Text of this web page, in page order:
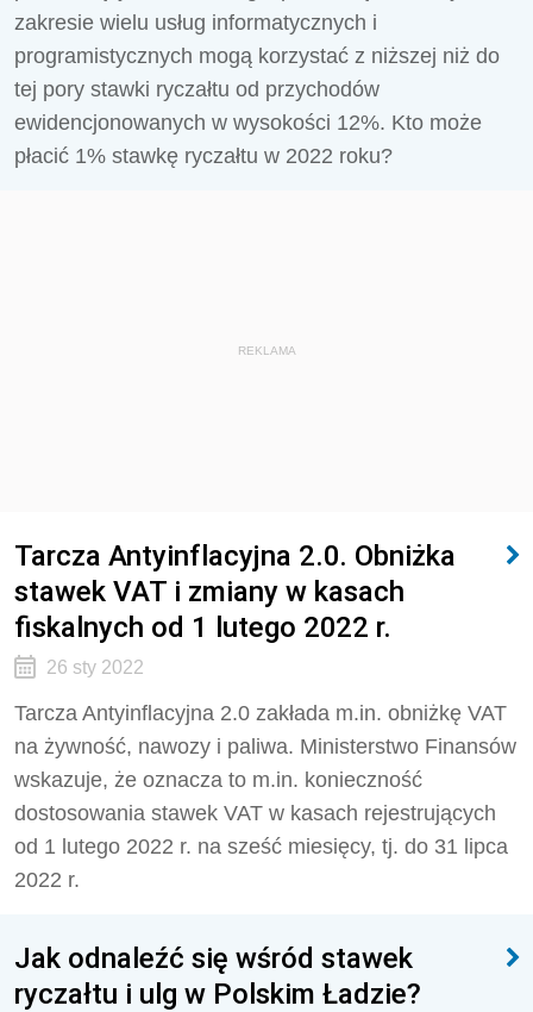
zakresie wielu usług informatycznych i
programistycznych mogą korzystać z niższej niż do
tej pory stawki ryczałtu od przychodów
ewidencjonowanych w wysokości 12%. Kto może
płacić 1% stawkę ryczałtu w 2022 roku?
REKLAMA
Tarcza Antyinflacyjna 2.0. Obniżka
stawek VAT i zmiany w kasach
fiskalnych od 1 lutego 2022 r.
26 sty 2022
Tarcza Antyinflacyjna 2.0 zakłada m.in. obniżkę VAT
na żywność, nawozy i paliwa. Ministerstwo Finansów
wskazuje, że oznacza to m.in. konieczność
dostosowania stawek VAT w kasach rejestrujących
od 1 lutego 2022 r. na sześć miesięcy, tj. do 31 lipca
2022 r.
Jak odnaleźć się wśród stawek
ryczałtu i ulg w Polskim Ładzie?